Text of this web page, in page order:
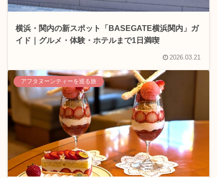
横浜・関内の新スポット「BASEGATE横浜関内」ガ
イド｜グルメ・体験・ホテルまで1日満喫
2026.03.21
アフタヌーンティーを巡る旅